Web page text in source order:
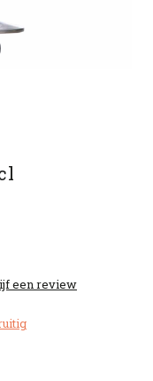
een review